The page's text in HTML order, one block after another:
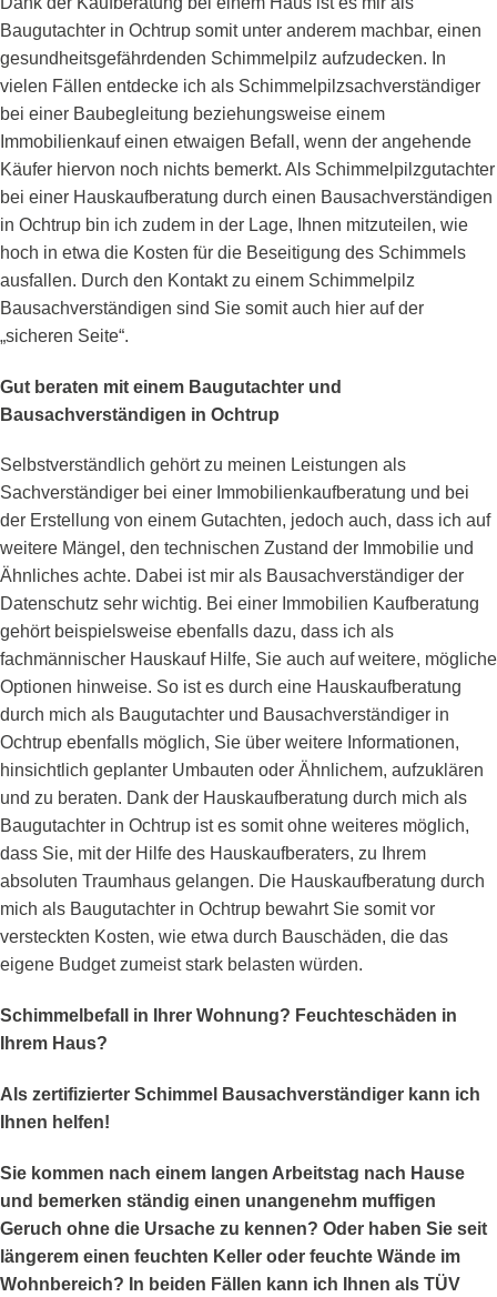
Baugutachter in Ochtrup somit unter anderem machbar, einen
gesundheitsgefährdenden Schimmelpilz aufzudecken. In
vielen Fällen entdecke ich als Schimmelpilzsachverständiger
bei einer Baubegleitung beziehungsweise einem
Immobilienkauf einen etwaigen Befall, wenn der angehende
Käufer hiervon noch nichts bemerkt. Als Schimmelpilzgutachter
bei einer Hauskaufberatung durch einen Bausachverständigen
in Ochtrup bin ich zudem in der Lage, Ihnen mitzuteilen, wie
hoch in etwa die Kosten für die Beseitigung des Schimmels
ausfallen. Durch den Kontakt zu einem Schimmelpilz
Bausachverständigen sind Sie somit auch hier auf der
„sicheren Seite“.
Gut beraten mit einem Baugutachter und
Bausachverständigen in Ochtrup
Selbstverständlich gehört zu meinen Leistungen als
Sachverständiger bei einer Immobilienkaufberatung und bei
der Erstellung von einem Gutachten, jedoch auch, dass ich auf
weitere Mängel, den technischen Zustand der Immobilie und
Ähnliches achte. Dabei ist mir als Bausachverständiger der
Datenschutz sehr wichtig. Bei einer Immobilien Kaufberatung
gehört beispielsweise ebenfalls dazu, dass ich als
fachmännischer Hauskauf Hilfe, Sie auch auf weitere, mögliche
Optionen hinweise. So ist es durch eine Hauskaufberatung
durch mich als Baugutachter und Bausachverständiger in
Ochtrup ebenfalls möglich, Sie über weitere Informationen,
hinsichtlich geplanter Umbauten oder Ähnlichem, aufzuklären
und zu beraten. Dank der Hauskaufberatung durch mich als
Baugutachter in Ochtrup ist es somit ohne weiteres möglich,
dass Sie, mit der Hilfe des Hauskaufberaters, zu Ihrem
absoluten Traumhaus gelangen. Die Hauskaufberatung durch
mich als Baugutachter in Ochtrup bewahrt Sie somit vor
versteckten Kosten, wie etwa durch Bauschäden, die das
eigene Budget zumeist stark belasten würden.
Schimmelbefall in Ihrer Wohnung? Feuchteschäden in
Ihrem Haus?
Als zertifizierter Schimmel Bausachverständiger kann ich
Ihnen helfen!
Sie kommen nach einem langen Arbeitstag nach Hause
und bemerken ständig einen unangenehm muffigen
Geruch ohne die Ursache zu kennen? Oder haben Sie seit
längerem einen feuchten Keller oder feuchte Wände im
Wohnbereich? In beiden Fällen kann ich Ihnen als TÜV